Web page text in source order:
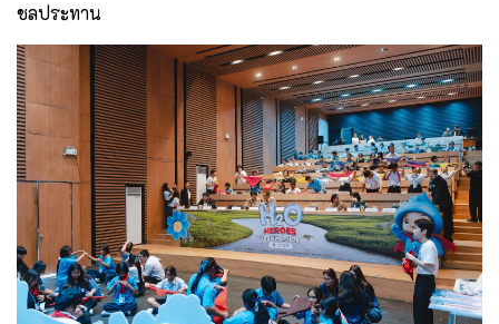
ชลประทาน